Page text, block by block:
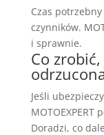
Czas
czynników.
i sprawnie.
Co
Jeśli
MOTOEXPERT
Doradzi, co